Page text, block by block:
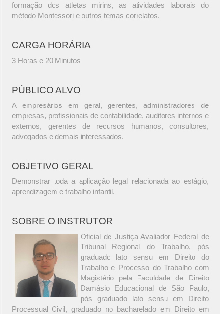
formação dos atletas mirins, as atividades laborais do
método Montessori e outros temas correlatos.
CARGA HORÁRIA
3 Horas e 20 Minutos
PÚBLICO ALVO
A empresários em geral, gerentes, administradores de
empresas, profissionais de contabilidade, auditores internos e
externos, gerentes de recursos humanos, consultores,
advogados e demais interessados.
OBJETIVO GERAL
Demonstrar toda a aplicação legal relacionada ao estágio,
aprendizagem e trabalho infantil.
SOBRE O INSTRUTOR
Oficial de Justiça Avaliador Federal de
Tribunal Regional do Trabalho, pós
graduado lato sensu em Direito do
Trabalho e Processo do Trabalho com
Magistério pela Faculdade de Direito
Damásio Educacional de São Paulo,
pós graduado lato sensu em Direito
Processual Civil, graduado no bacharelado em Direito em